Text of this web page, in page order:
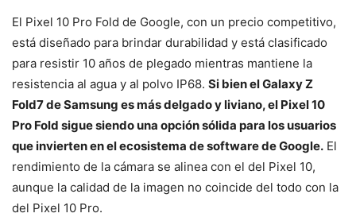
El Pixel 10 Pro Fold de Google, con un precio competitivo,
está diseñado para brindar durabilidad y está clasificado
para resistir 10 años de plegado mientras mantiene la
resistencia al agua y al polvo IP68. Si bien el Galaxy Z
Fold7 de Samsung es más delgado y liviano, el Pixel 10
Pro Fold sigue siendo una opción sólida para los usuarios
que invierten en el ecosistema de software de Google. El
rendimiento de la cámara se alinea con el del Pixel 10,
aunque la calidad de la imagen no coincide del todo con la
del Pixel 10 Pro.